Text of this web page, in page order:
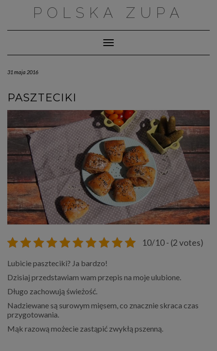
POLSKA ZUPA
Toggle Navigation
31 maja 2016
PASZTECIKI
10/10 - (2 votes)
Lubicie paszteciki? Ja bardzo!
Dzisiaj przedstawiam wam przepis na moje ulubione.
Długo zachowują świeżość.
Nadziewane są surowym mięsem, co znacznie skraca czas
przygotowania.
Mąk razową możecie zastąpić zwykłą pszenną.